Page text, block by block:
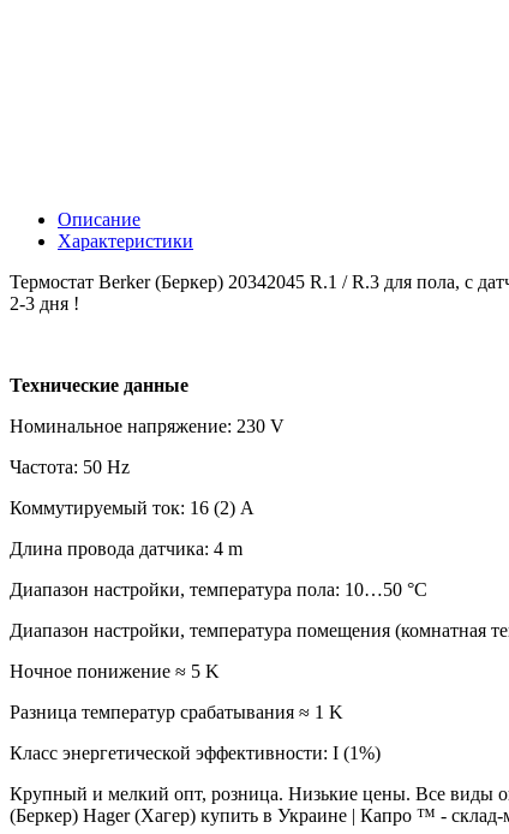
Описание
Характеристики
Термостат Berker (Беркер) 20342045 R.1 / R.3 для пола, с
2-3 дня !
Технические данные
Номинальное напряжение: 230 V
Частота: 50 Hz
Коммутируемый ток: 16 (2) A
Длина провода датчика: 4 m
Диапазон настройки, температура пола: 10…50 °C
Диапазон настройки, температура помещения (комнатная
Ночное понижение ≈ 5 K
Разница температур срабатывания ≈ 1 K
Класс энергетической эффективности: I (1%)
Крупный и мелкий опт, розница. Низькие цены. Все виды
(Беркер) Hager (Хагер) купить в Украине | Капро ™ - склад-